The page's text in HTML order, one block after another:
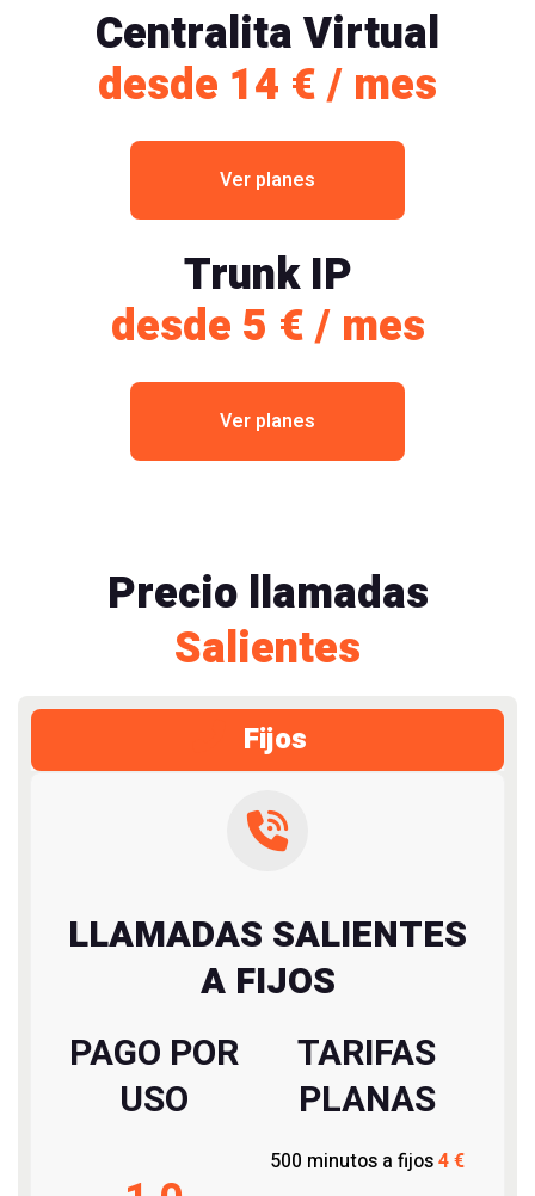
Centralita Virtual
desde 14 € / mes
Ver planes
Trunk IP
desde 5 € / mes
Ver planes
Precio llamadas
Salientes
Fijos
LLAMADAS SALIENTES
A FIJOS
PAGO POR
USO
TARIFAS
PLANAS
500 minutos a fijos4 €